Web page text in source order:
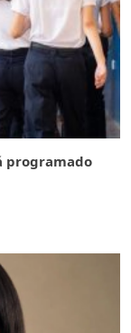
programado